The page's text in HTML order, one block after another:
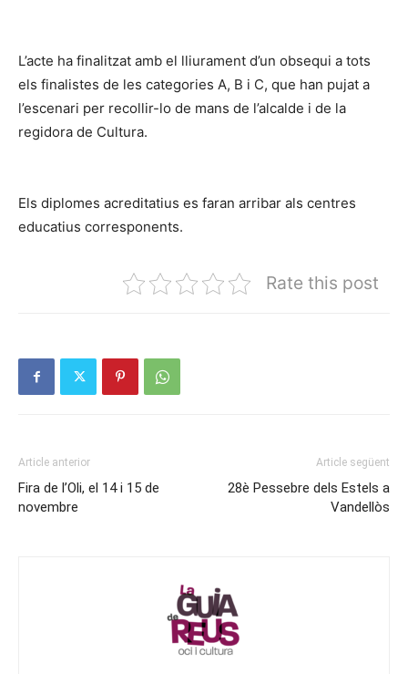
L’acte ha finalitzat amb el lliurament d’un obsequi a tots
els finalistes de les categories A, B i C, que han pujat a
l’escenari per recollir-lo de mans de l’alcalde i de la
regidora de Cultura.
Els diplomes acreditatius es faran arribar als centres
educatius corresponents.
Rate this post
Article anterior
Fira de l’Oli, el 14 i 15 de
novembre
Article següent
28è Pessebre dels Estels a
Vandellòs